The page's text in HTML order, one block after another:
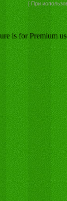
[ При
is for Premium